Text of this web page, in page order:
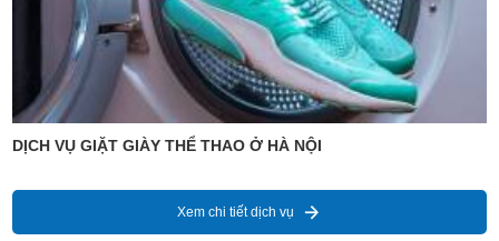
DỊCH VỤ GIẶT GIÀY THỂ THAO Ở HÀ NỘI
Xem chi tiết dịch vụ